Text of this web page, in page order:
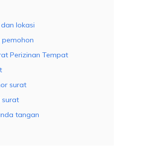
lokasi
Perizinan Tempat
surat
surat
tangan